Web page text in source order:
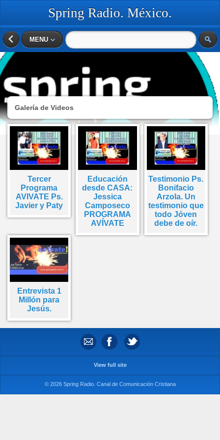
Spring Radio. México.
MENU
Galería de Videos
Tercer
Programa
AVIVATE Ps.
Javier y Paty
Educación
desde CASA:
Jessica
Camposeco
PROGRAMA
AVÍVATE
Testimonio Ps.
Bonifacio
Arzola. Un
testimonio que
todo Jóven
debe de oír.
Entrevista 1
Millón para
Jesús.
View full site
© 2026 Spring Radio. Canal de Comunicación Cristiana